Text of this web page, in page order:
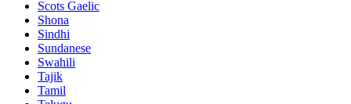
Scots Gaelic
Shona
Sindhi
Sundanese
Swahili
Tajik
Tamil